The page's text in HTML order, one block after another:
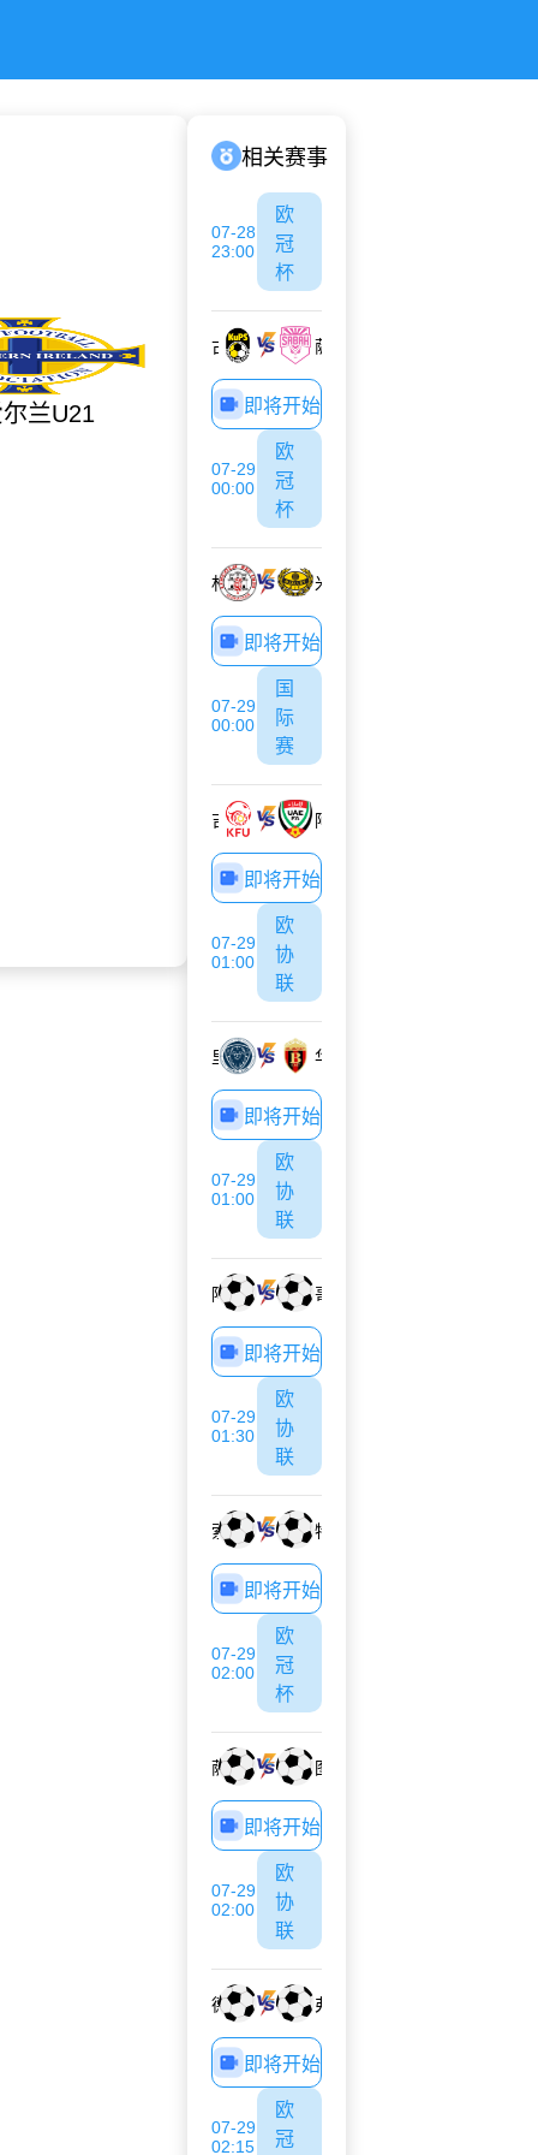
兰U21
相关赛事
07-28
23:00
欧
冠
杯
古比斯
即将开始
07-29
00:00
欧
冠
杯
林肯红魔
即将开始
07-29
00:00
国
际
赛
吉尔吉斯斯坦U17
即将开始
07-29
01:00
欧
协
联
里加FC
即将开始
07-29
01:00
欧
协
联
阿波罗利马索尔
即将开始
07-29
01:30
欧
协
联
索菲亚1948
即将开始
07-29
02:00
欧
冠
杯
萨格勒布迪纳摩
即将开始
07-29
02:00
欧
协
联
德利塔
即将开始
07-29
02:15
欧
冠